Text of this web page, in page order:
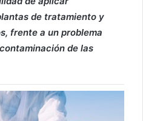
de tratamiento y
frente a un problema
de las